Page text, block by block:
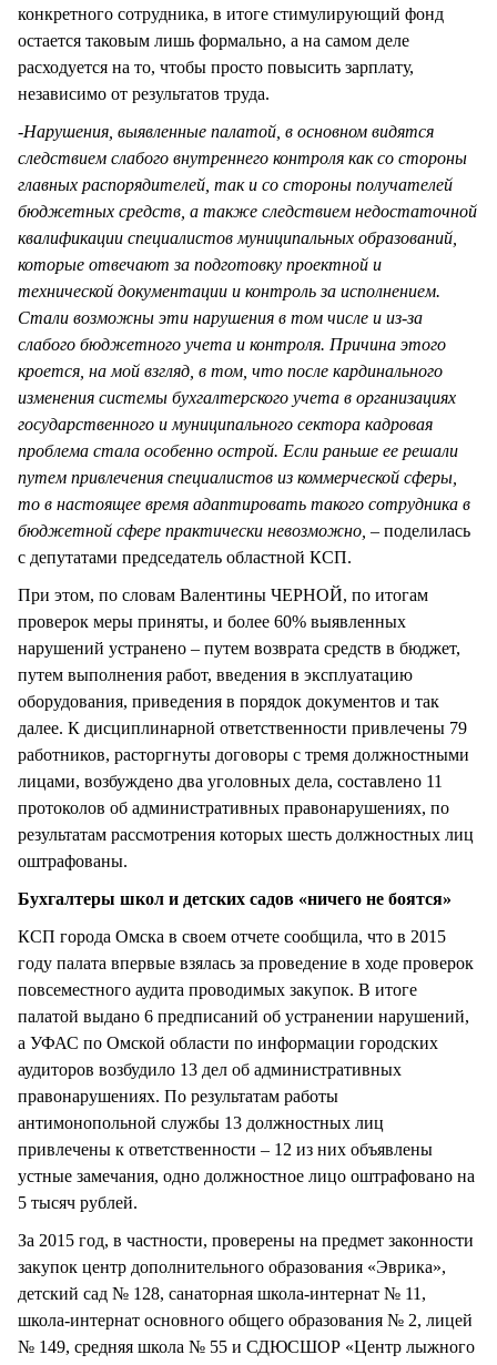
конкретного сотрудника, в итоге стимулирующий фонд
остается таковым лишь формально, а на самом деле
расходуется на то, чтобы просто повысить зарплату,
независимо от результатов труда.
-Нарушения, выявленные палатой, в основном видятся
следствием слабого внутреннего контроля как со стороны
главных распорядителей, так и со стороны получателей
бюджетных средств, а также следствием недостаточной
квалификации специалистов муниципальных образований,
которые отвечают за подготовку проектной и
технической документации и контроль за исполнением.
Стали возможны эти нарушения в том числе и из-за
слабого бюджетного учета и контроля. Причина этого
кроется, на мой взгляд, в том, что после кардинального
изменения системы бухгалтерского учета в организациях
государственного и муниципального сектора кадровая
проблема стала особенно острой. Если раньше ее решали
путем привлечения специалистов из коммерческой сферы,
то в настоящее время адаптировать такого сотрудника в
бюджетной сфере практически невозможно, – поделилась
с депутатами председатель областной КСП.
При этом, по словам Валентины ЧЕРНОЙ, по итогам
проверок меры приняты, и более 60% выявленных
нарушений устранено – путем возврата средств в бюджет,
путем выполнения работ, введения в эксплуатацию
оборудования, приведения в порядок документов и так
далее. К дисциплинарной ответственности привлечены 79
работников, расторгнуты договоры с тремя должностными
лицами, возбуждено два уголовных дела, составлено 11
протоколов об административных правонарушениях, по
результатам рассмотрения которых шесть должностных лиц
оштрафованы.
Бухгалтеры школ и детских садов «ничего не боятся»
КСП города Омска в своем отчете сообщила, что в 2015
году палата впервые взялась за проведение в ходе проверок
повсеместного аудита проводимых закупок. В итоге
палатой выдано 6 предписаний об устранении нарушений,
а УФАС по Омской области по информации городских
аудиторов возбудило 13 дел об административных
правонарушениях. По результатам работы
антимонопольной службы 13 должностных лиц
привлечены к ответственности – 12 из них объявлены
устные замечания, одно должностное лицо оштрафовано на
5 тысяч рублей.
За 2015 год, в частности, проверены на предмет законности
закупок центр дополнительного образования «Эврика»,
детский сад № 128, санаторная школа-интернат № 11,
школа-интернат основного общего образования № 2, лицей
№ 149, средняя школа № 55 и СДЮСШОР «Центр лыжного